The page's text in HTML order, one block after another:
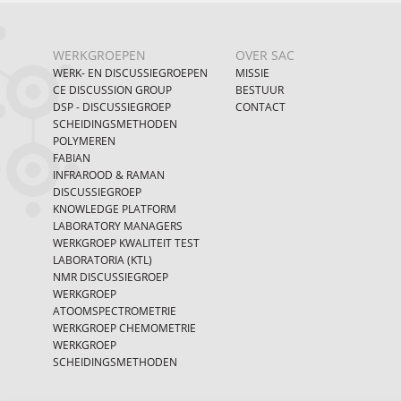
WERKGROEPEN
WERK- EN DISCUSSIEGROEPEN
CE DISCUSSION GROUP
DSP - DISCUSSIEGROEP
SCHEIDINGSMETHODEN
POLYMEREN
FABIAN
INFRAROOD & RAMAN
DISCUSSIEGROEP
KNOWLEDGE PLATFORM
LABORATORY MANAGERS
WERKGROEP KWALITEIT TEST
LABORATORIA (KTL)
NMR DISCUSSIEGROEP
WERKGROEP
ATOOMSPECTROMETRIE
WERKGROEP CHEMOMETRIE
WERKGROEP
SCHEIDINGSMETHODEN
OVER SAC
MISSIE
BESTUUR
CONTACT